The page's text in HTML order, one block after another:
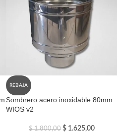
REBAJA
Sombrero acero inoxidable 80mm
WIOS v2
$1.800,00 $ 1.625,00